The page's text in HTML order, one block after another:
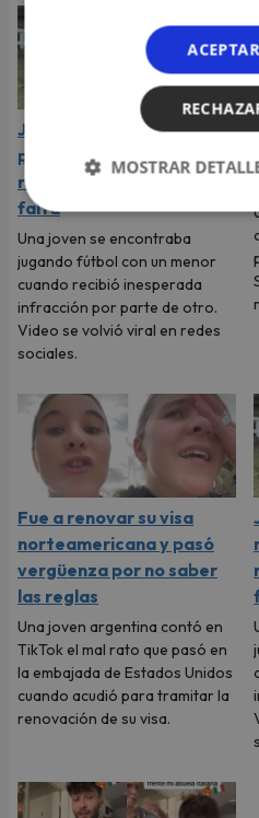
Jugaba al fútbol con
pequeño y terminó
recibiendo "criminal"
falta
Una joven se encontraba
jugando fútbol con un menor
cuando recibió inesperada
infracción por parte de otro.
Video se volvió viral en redes
sociales.
Fue a renovar su visa
norteamericana y pasó
vergüenza por no saber
las reglas
Una joven argentina contó en
TikTok el mal rato que pasó en
la embajada de Estados Unidos
cuando acudió para tramitar la
renovación de su visa.
MOSTRAR